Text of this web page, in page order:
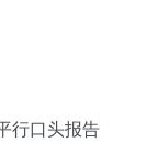
行口头报告